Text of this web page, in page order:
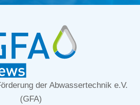
der Abwassertechnik e.V.
(GFA)